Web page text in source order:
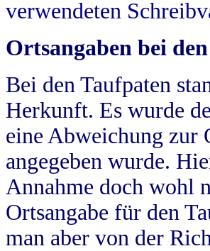
verwendeten
Ortsangaben bei
Bei den Taufpaten
Herkunft. Es wurde
eine Abweichung zur
angegeben wurde.
Annahme doch wohl
Ortsangabe für den
man aber von der